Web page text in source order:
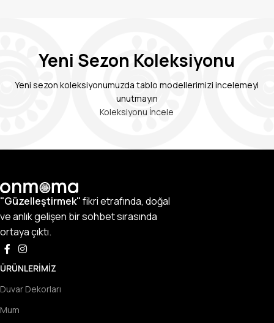
Yeni Sezon Koleksiyonu
Yeni sezon koleksiyonumuzda tablo modellerimizi incelemeyi
unutmayın
Koleksiyonu İncele
"Güzelleştirmek"fikri etrafında, doğal
ve anlık gelişen bir sohbet sırasında
ortaya çıktı.
ÜRÜNLERIMIZ
Duvar Dekorları
Mum